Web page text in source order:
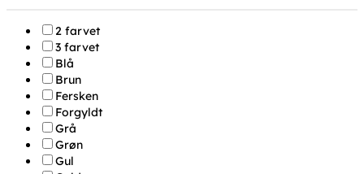
2 farvet
3 farvet
Blå
Brun
Fersken
Forgyldt
Grå
Grøn
Gul